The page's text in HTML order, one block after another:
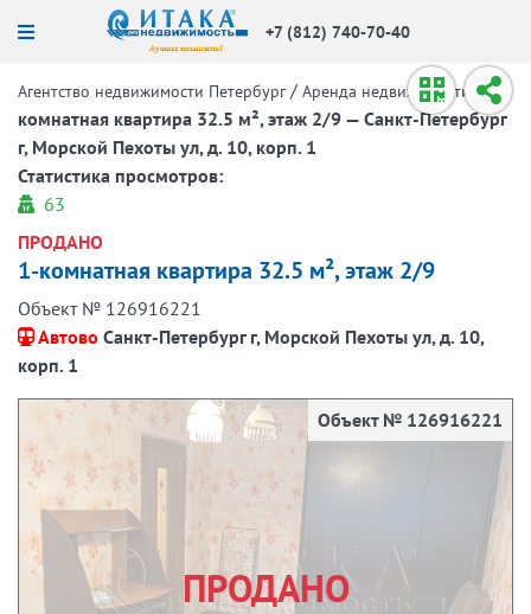
+7 (812) 740-70-40
Агентство недвижимости Петербург / Аренда недвижимости /1-
комнатная квартира 32.5 м², этаж 2/9 — Санкт-Петербург
г, Морской Пехоты ул, д. 10, корп. 1
Статистика просмотров:
63
ПРОДАНО
1-комнатная квартира 32.5 м², этаж 2/9
Объект № 126916221
Автово Санкт-Петербург г, Морской Пехоты ул, д. 10,
корп. 1
ПРОДАНО
Объект № 126916221